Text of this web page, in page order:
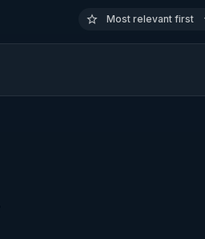
Most relevant first